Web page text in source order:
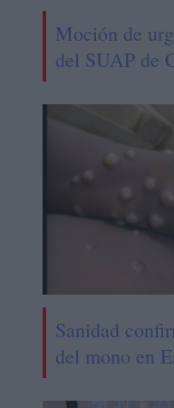
Moción de
del SUAP de
Sanidad
del mono en